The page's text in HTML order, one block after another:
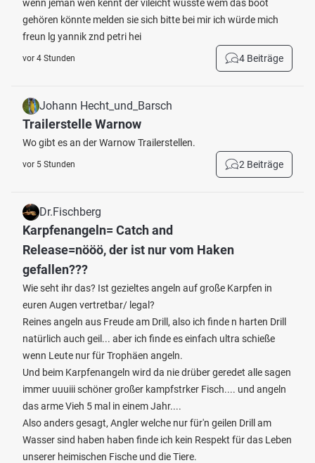
wenn jeman wen kennt der vileicht wüsste wem das boot
gehören könnte melden sie sich bitte bei mir ich würde mich
freun lg yannik znd petri hei
vor 4 Stunden 4 Beiträge
Johann Hecht_und_Barsch
Trailerstelle Warnow
Wo gibt es an der Warnow Trailerstellen.
vor 5 Stunden 2 Beiträge
Dr.Fischberg
Karpfenangeln= Catch and
Release=nööö, der ist nur vom Haken
gefallen???
Wie seht ihr das? Ist gezieltes angeln auf große Karpfen in
euren Augen vertretbar/ legal?
Reines angeln aus Freude am Drill, also ich finde n harten Drill
natürlich auch geil... aber ich finde es einfach ultra schieße
wenn Leute nur für Trophäen angeln.
Und beim Karpfenangeln wird da nie drüber geredet alle sagen
immer uuuiii schöner großer kampfstrker Fisch.... und angeln
das arme Vieh 5 mal in einem Jahr....
Also anders gesagt, Angler welche nur für'n geilen Drill am
Wasser sind haben haben finde ich kein Respekt für das Leben
unserer heimischen Fische und die Tiere.